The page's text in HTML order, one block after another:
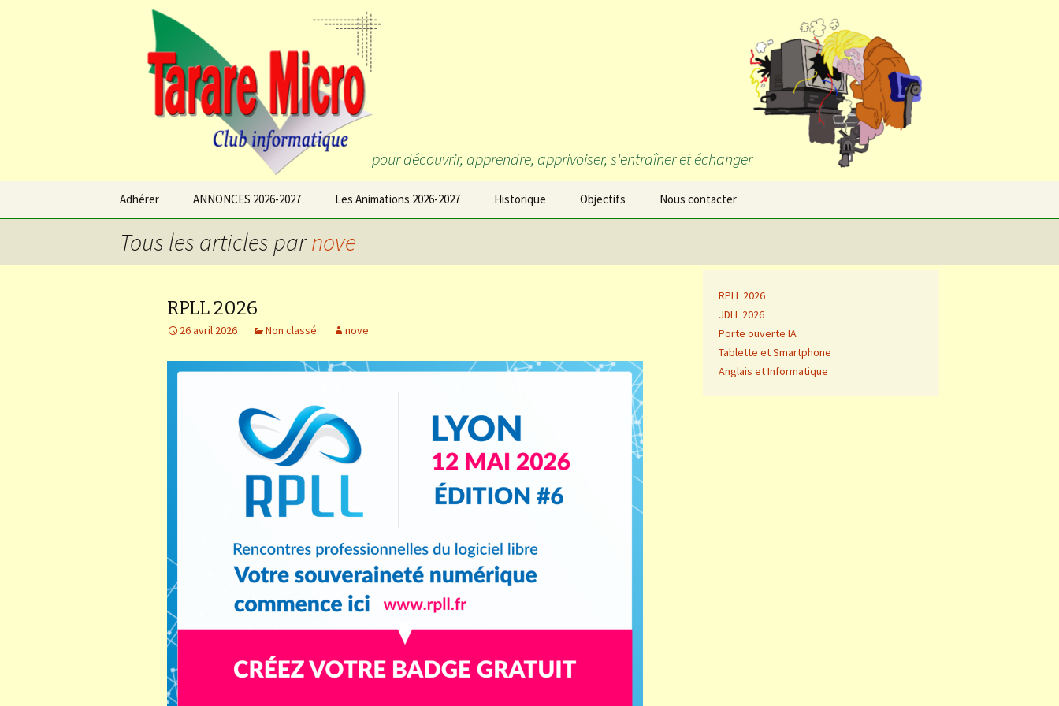
pour découvrir, apprendre, apprivoiser, s'entraîner et échanger
Adhérer ANNONCES 2026-2027 Les Animations 2026-2027 Historique Objectifs Nous contacter
Tous les articles parnove
RPLL 2026
26 avril 2026 Non classé nove
RPLL 2026
JDLL 2026
Porte ouverte IA
Tablette et Smartphone
Anglais et Informatique